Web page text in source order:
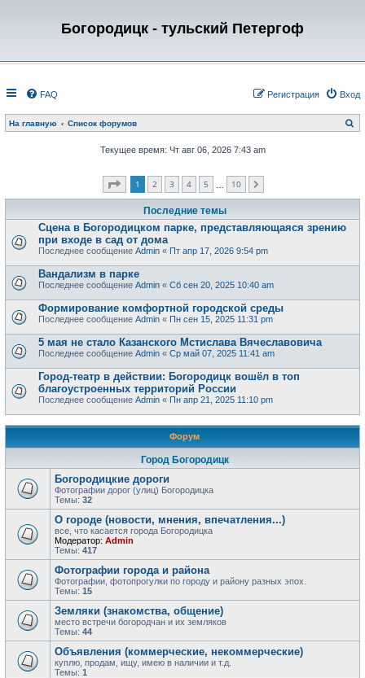
Богородицк - тульский Петергоф
FAQ Вход
Регистрация
На главную Список форумов
о
Текущее время: Чт авг 06, 2026 7:43 am
Страница из
1 2 3 4 5 10
Последние темы
Сцена в Богородицком парке, представляющаяся зрению
при входе в сад от дома
Последнее сообщение Admin « Пт апр 17, 2026 9:54 pm
Вандализм в парке
Последнее сообщение Admin « Сб сен 20, 2025 10:40 am
Формирование комфортной городской среды
Последнее сообщение Admin « Пн сен 15, 2025 11:31 pm
5 мая не стало Казанского Мстислава Вячеславовича
Последнее сообщение Admin « Ср май 07, 2025 11:41 am
Город-театр в действии: Богородицк вошёл в топ
благоустроенных территорий России
Последнее сообщение Admin « Пн апр 21, 2025 11:10 pm
Форум
Город Богородицк
Богородицкие дороги
Фотографии дорог (улиц) Богородицка
Темы: 32
О городе (новости, мнения, впечатления...)
все, что касается города Богородицка
Модератор: Admin
Темы: 417
Фотографии города и района
Фотографии, фотопрогулки по городу и району разных эпох.
Темы: 15
Земляки (знакомства, общение)
место встречи богородчан и их земляков
Темы: 44
Объявления (коммерческие, некоммерческие)
куплю, продам, ищу, имею в наличии и т.д.
Темы: 1